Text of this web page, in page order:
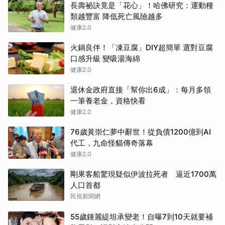
長壽祕訣竟是「花心」！哈佛研究：運動種
類越豐富 降低死亡風險越多
健康2.0
火鍋良伴！「凍豆腐」DIY超簡單 選對豆腐
口感升級 變吸湯海綿
健康2.0
退休金政府直接「幫你出6成」：每月多領
一筆養老金，資格快看
健康2.0
76歲黃崇仁夢中辭世！從負債1200億到AI
代工，九命怪貓傳奇落幕
健康2.0
剛果客船驚現疑似伊波拉死者 逼近1700萬
人口首都
民視新聞網
55歲鍾麗緹坦承變老！自曝7到10天就要補